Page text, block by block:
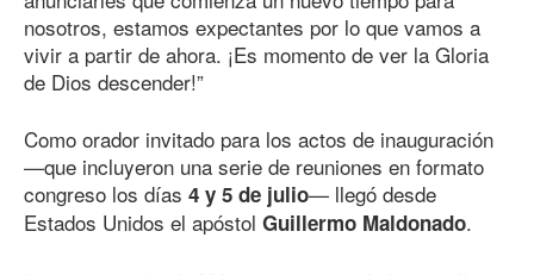
nosotros, estamos expectantes por lo que vamos a
vivir a partir de ahora. ¡Es momento de ver la Gloria
de Dios descender!”
Como orador invitado para los actos de inauguración
—que incluyeron una serie de reuniones en formato
congreso los días 4 y 5 de julio— llegó desde
Estados Unidos el apóstol Guillermo Maldonado.